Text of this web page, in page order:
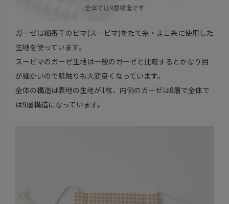
ガーゼは細番手のピマ(スーピマ)をたて糸・よこ糸に使用した
生地を使っています。
スーピマのガーゼ生地は一般のガーゼと比較するとかなり目
が細かいので肌触りも大変良くなっています。
全体の構造は表地の生地が1枚、内側のガーゼは8層で全体で
は9層構造になっています。